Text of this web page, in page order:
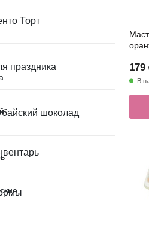
Торт
праздника
шоколад
179
В